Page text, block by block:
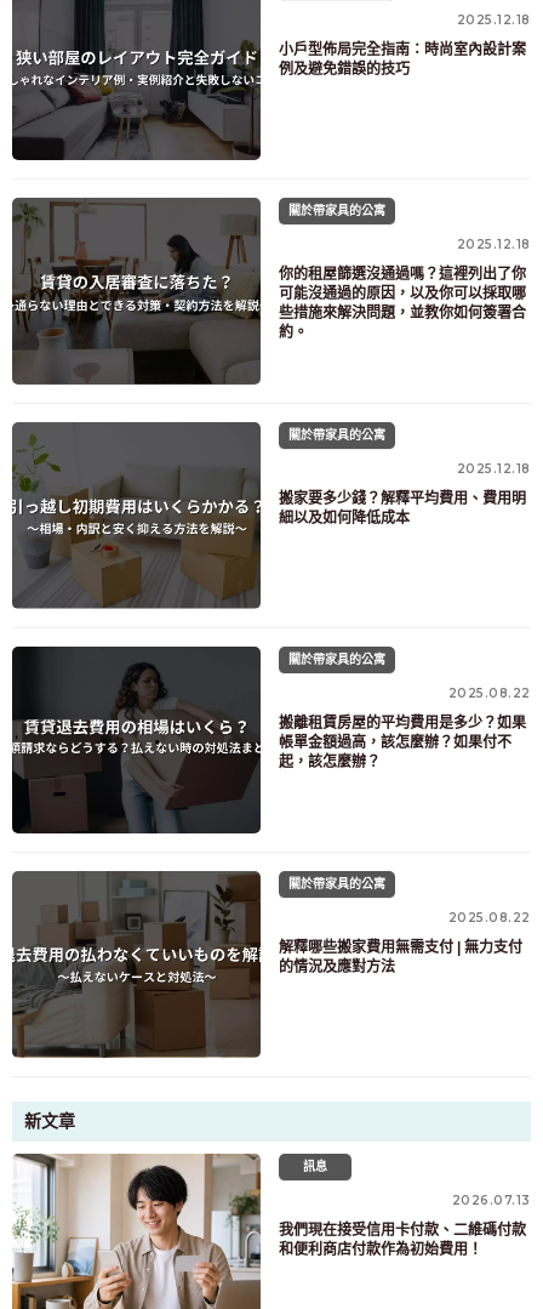
2025.12.18
小戶型佈局完全指南：時尚室內設計案
例及避免錯誤的技巧
關於帶家具的公寓
2025.12.18
你的租屋篩選沒通過嗎？這裡列出了你
可能沒通過的原因，以及你可以採取哪
些措施來解決問題，並教你如何簽署合
約。
關於帶家具的公寓
2025.12.18
搬家要多少錢？解釋平均費用、費用明
細以及如何降低成本
關於帶家具的公寓
2025.08.22
搬離租賃房屋的平均費用是多少？如果
帳單金額過高，該怎麼辦？如果付不
起，該怎麼辦？
關於帶家具的公寓
2025.08.22
解釋哪些搬家費用無需支付 | 無力支付
的情況及應對方法
新文章
訊息
2026.07.13
我們現在接受信用卡付款、二維碼付款
和便利商店付款作為初始費用！